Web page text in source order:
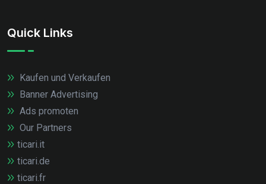
Quick Links
Kaufen und Verkaufen
Banner Advertising
Ads promoten
Our Partners
ticari.it
ticari.de
ticari.fr